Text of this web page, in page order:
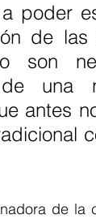
poder
de
son
de una
antes
de la